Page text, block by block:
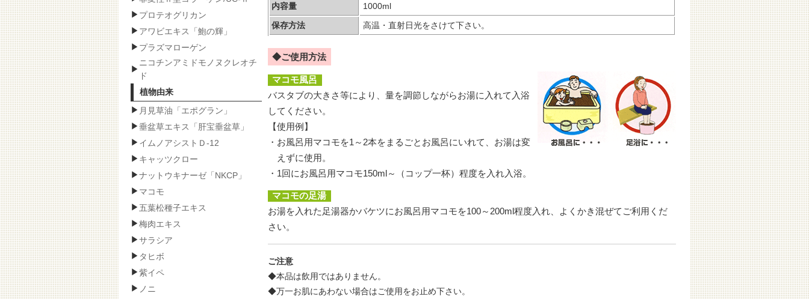
プロテオグリカン
アワビエキス「鮑の輝」
プラズマローゲン
ニコチンアミドモノヌクレオチ
ド
植物由来
月見草油「エポグラン」
垂盆草エキス「肝宝垂盆草」
イムノアシストＤ-12
キャッツクロー
ナットウキナーゼ「NKCP」
マコモ
五葉松種子エキス
梅肉エキス
サラシア
タヒボ
紫イペ
ノニ
内容量
1000ml
保存方法
高温・直射日光をさけて下さい。
◆ご使用方法
マコモ風呂
バスタブの大きさ等により、量を調節しながらお湯に入れて入浴
してください。
【使用例】
・ お風呂用マコモを1～2本をまるごとお風呂にいれて、お湯は変
えずに使用。
・ 1回にお風呂用マコモ150ml～（コップ一杯）程度を入れ入浴。
マコモの足湯
お湯を入れた足湯器かバケツにお風呂用マコモを100～200ml程度入れ、よくかき混ぜてご利用くだ
さい。
ご注意
◆本品は飲用ではありません。
◆万一お肌にあわない場合はご使用をお止め下さい。